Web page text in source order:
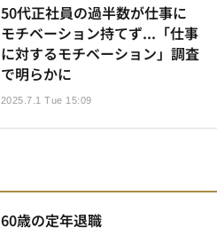
50代正社員の過半数が仕事に
モチベーション持てず...「仕事
に対するモチベーション」調査
で明らかに
2025.7.1 Tue 15:09
60歳の定年退職